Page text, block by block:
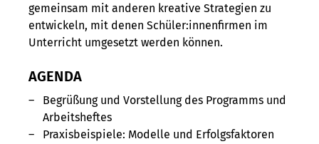
gemeinsam mit anderen kreative Strategien zu
entwickeln, mit denen Schüler:innenfirmen im
Unterricht umgesetzt werden können.
AGENDA
Begrüßung und Vorstellung des Programms und
Arbeitsheftes
Praxisbeispiele: Modelle und Erfolgsfaktoren